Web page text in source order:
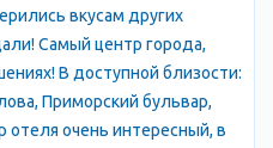
можно добраться
отправляющимся с конечной
приведено на
вкусам других
Самый центр города,
В доступной близости:
Приморский бульвар,
очень интересный, в